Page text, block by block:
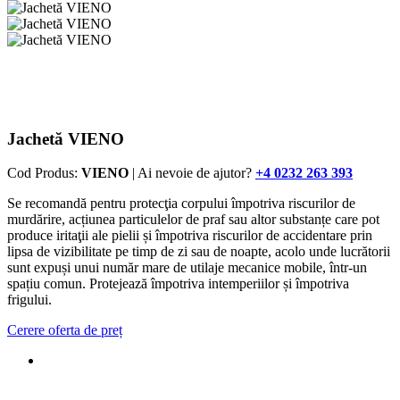
Jachetă VIENO
Cod Produs: VIENO | Ai nevoie de ajutor? +4 0232 263 393
Se recomandă pentru protecţia corpului împotriva riscurilor de
murdărire, acțiunea particulelor de praf sau altor substanțe care pot
produce iritaţii ale pielii și împotriva riscurilor de accidentare prin
lipsa de vizibilitate pe timp de zi sau de noapte, acolo unde lucrătorii
sunt expuși unui număr mare de utilaje mecanice mobile, într-un
spațiu comun. Protejează împotriva intemperiilor și împotriva
frigului.
Cerere oferta de preț